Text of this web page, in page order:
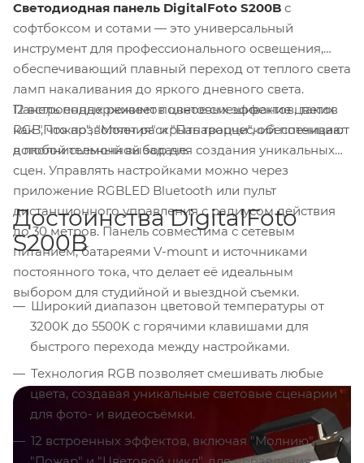
Светодиодная панель DigitalFoto S200B с
софтбоксом и сотами — это универсальный
инструмент для профессионального освещения,
обеспечивающий плавный переход от теплого света
ламп накаливания до яркого дневного света.
Панель поддерживает полное смешивание цветов
RGB, что позволяет раскрыть творческий потенциал
в любой съемочной задаче.
12 встроенных режимов цветовых эффектов, таких
как "Пожар", "Молния" и "Папарацци", обеспечивают
дополнительный выбор для создания уникальных
сцен. Управлять настройками можно через
приложение RGBLED Bluetooth или пульт
дистанционного управления с радиусом действия
до 30 метров. Панель совместима с сетевым
питанием, батареями V-mount и источниками
постоянного тока, что делает её идеальным
выбором для студийной и выездной съемки.
Достоинства DigitalFoto
S200B
Широкий диапазон цветовой температуры от
3200K до 5500K с горячими клавишами для
быстрого перехода между настройками.
Технология RGB позволяет смешивать любые
цвета, создавая уникальные световые сценарии
для фото- и видеосъёмки.
12 встроенных эффектов, включая "Молнию",